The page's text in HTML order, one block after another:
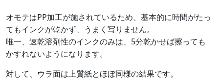
オモテはPP加工が施されているため、基本的に時間がたっ
てもインクが乾かず、うまく写りません。
唯一、速乾溶剤性のインクのみは、5分乾かせば擦っても
かすれないようになります。
対して、ウラ面は上質紙とほぼ同様の結果です。